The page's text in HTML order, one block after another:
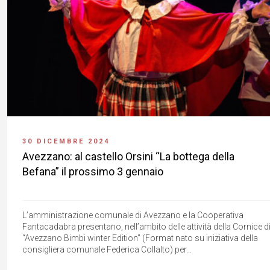
30 DICEMBRE 2024
Avezzano: al castello Orsini “La bottega della
Befana” il prossimo 3 gennaio
L’amministrazione comunale di Avezzano e la Cooperativa
Fantacadabra presentano, nell’ambito delle attività della Cornice di
“Avezzano Bimbi winter Edition” (Format nato su iniziativa della
consigliera comunale Federica Collalto) per...